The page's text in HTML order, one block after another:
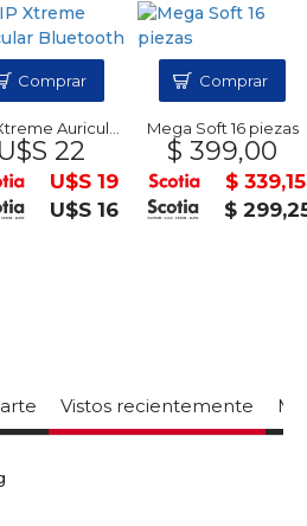
KLIP Xtreme Auricular Bluetooth
U$S 22
U$S 19
U$S 16
Comprar
Mega Soft 16 piezas
$ 399,00
$ 339,15
$
Comprar
Vistos recientemente